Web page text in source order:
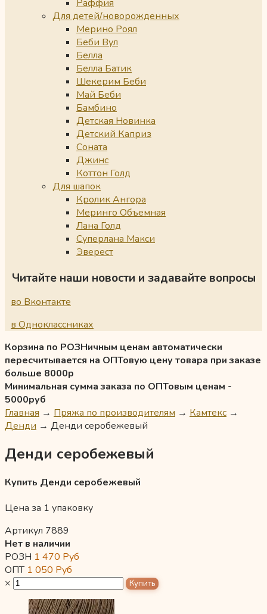
Раффия
Для детей/новорожденных
Мерино Роял
Беби Вул
Белла
Белла Батик
Шекерим Беби
Май Беби
Бамбино
Детская Новинка
Детский Каприз
Соната
Джинс
Коттон Голд
Для шапок
Кролик Ангора
Меринго Объемная
Лана Голд
Суперлана Макси
Эверест
Читайте наши новости и задавайте вопросы
во Вконтакте
в Одноклассниках
Корзина по РОЗНичным ценам автоматически
пересчитывается на ОПТовую цену товара при заказе
больше 8000р
Минимальная сумма заказа по ОПТовым ценам -
5000руб
Главная → Пряжа по производителям → Камтекс →
Денди → Денди серобежевый
Денди серобежевый
Купить Денди серобежевый
Цена за 1 упаковку
Артикул 7889
Нет в наличии
РОЗН 1 470 Руб
ОПТ 1 050 Руб
×